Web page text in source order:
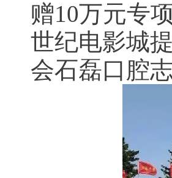
赠10万元专
世纪电影城
会石磊口腔